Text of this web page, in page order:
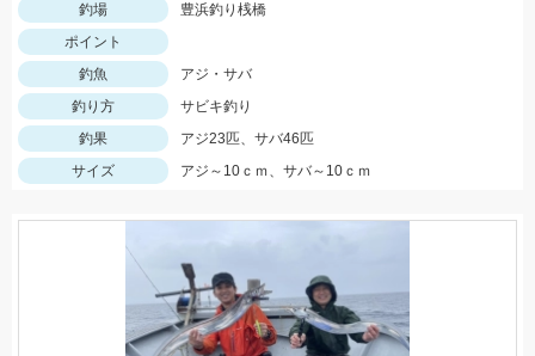
釣場
豊浜釣り桟橋
ポイント
釣魚
アジ・サバ
釣り方
サビキ釣り
釣果
アジ23匹、サバ46匹
サイズ
アジ～10ｃｍ、サバ～10ｃｍ